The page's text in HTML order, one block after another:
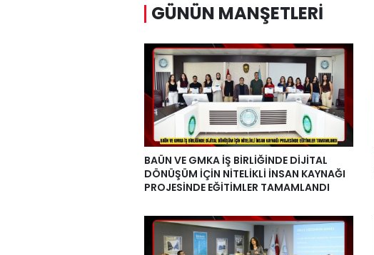
GÜNÜN MANŞETLERI
BAÜN VE GMKA İŞ BİRLİĞİNDE DİJİTAL
DÖNÜŞÜM İÇİN NİTELİKLİ İNSAN KAYNAĞI
PROJESİNDE EĞİTİMLER TAMAMLANDI